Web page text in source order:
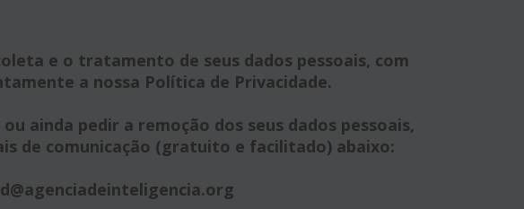
e o tratamento de seus dados pessoais, com
a nossa Política de Privacidade.
ainda pedir a remoção dos seus dados pessoais,
de comunicação (gratuito e facilitado) abaixo: